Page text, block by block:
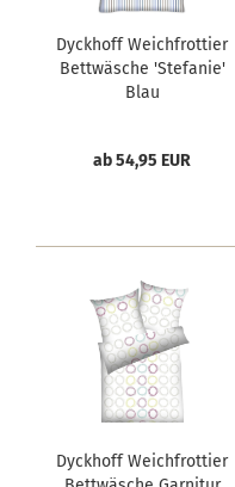
Dyckhoff Weichfrottier
Bettwäsche 'Stefanie'
Blau
ab 54,95 EUR
Dyckhoff Weichfrottier